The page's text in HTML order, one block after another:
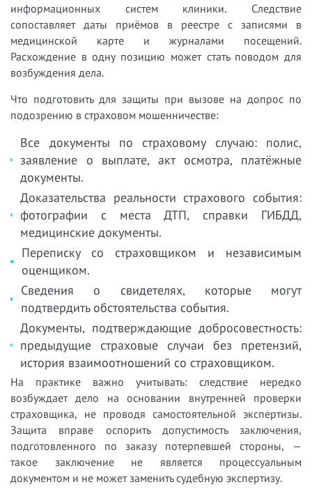
информационных систем клиники. Следствие
сопоставляет даты приёмов в реестре с записями в
медицинской карте и журналами посещений.
Расхождение в одну позицию может стать поводом для
возбуждения дела.
Что подготовить для защиты при вызове на допрос по
подозрению в страховом мошенничестве:
Все документы по страховому случаю: полис,
заявление о выплате, акт осмотра, платёжные
документы.
Доказательства реальности страхового события:
фотографии с места ДТП, справки ГИБДД,
медицинские документы.
Переписку со страховщиком и независимым
оценщиком.
Сведения о свидетелях, которые могут
подтвердить обстоятельства события.
Документы, подтверждающие добросовестность:
предыдущие страховые случаи без претензий,
история взаимоотношений со страховщиком.
На практике важно учитывать: следствие нередко
возбуждает дело на основании внутренней проверки
страховщика, не проводя самостоятельной экспертизы.
Защита вправе оспорить допустимость заключения,
подготовленного по заказу потерпевшей стороны, —
такое заключение не является процессуальным
документом и не может заменить судебную экспертизу.